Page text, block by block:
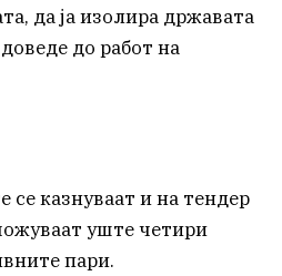
да ја изолира државата
до работ на
се казнуваат и на тендер
уште четири
пари.